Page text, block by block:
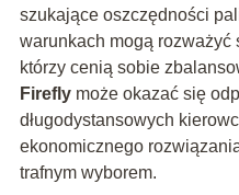
szukające oszczędności
warunkach mogą rozważyć
którzy cenią sobie
Fireflymoże okazać się
długodystansowych
ekonomicznego
trafnym wyborem.